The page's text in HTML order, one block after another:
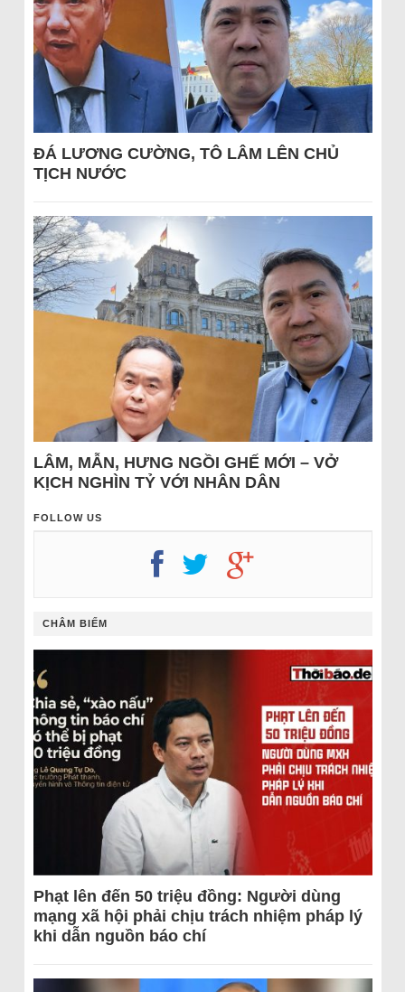
ĐÁ LƯƠNG CƯỜNG, TÔ LÂM LÊN CHỦ
TỊCH NƯỚC
LÂM, MẪN, HƯNG NGỒI GHẾ MỚI – VỞ
KỊCH NGHÌN TỶ VỚI NHÂN DÂN
FOLLOW US
CHÂM BIẾM
Phạt lên đến 50 triệu đồng: Người dùng
mạng xã hội phải chịu trách nhiệm pháp lý
khi dẫn nguồn báo chí